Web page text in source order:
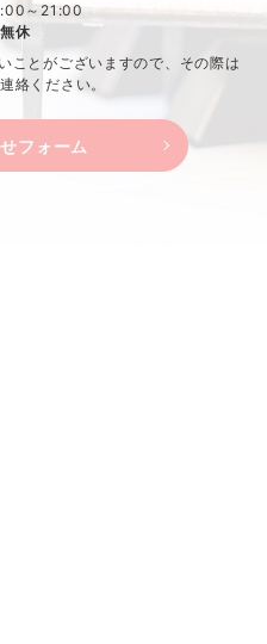
～21:00
休
ことがございますので、 その際は
絡ください。
フォーム